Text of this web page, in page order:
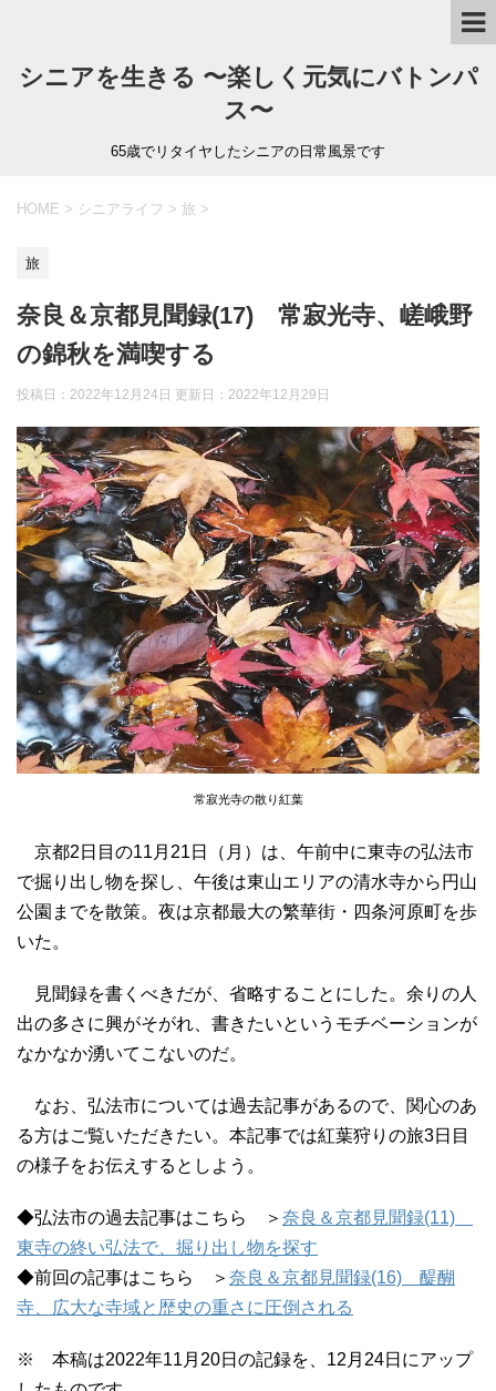
シニアを生きる 〜楽しく元気にバトンパ
ス〜
65歳でリタイヤしたシニアの日常風景です
HOME > シニアライフ > 旅 >
旅
奈良＆京都見聞録(17) 常寂光寺、嵯峨野
の錦秋を満喫する
投稿日：2022年12月24日 更新日： 2022年12月29日
常寂光寺の散り紅葉
京都2日目の11月21日（月）は、午前中に東寺の弘法市
で掘り出し物を探し、午後は東山エリアの清水寺から円山
公園までを散策。夜は京都最大の繁華街・四条河原町を歩
いた。
見聞録を書くべきだが、省略することにした。余りの人
出の多さに興がそがれ、書きたいというモチベーションが
なかなか湧いてこないのだ。
なお、弘法市については過去記事があるので、関心のあ
る方はご覧いただきたい。本記事では紅葉狩りの旅3日目
の様子をお伝えするとしよう。
◆弘法市の過去記事はこちら ＞ 奈良＆京都見聞録(11)
東寺の終い弘法で、掘り出し物を探す
◆前回の記事はこちら ＞ 奈良＆京都見聞録(16) 醍醐
寺、広大な寺域と歴史の重さに圧倒される
※ 本稿は2022年11月20日の記録を、12月24日にアップ